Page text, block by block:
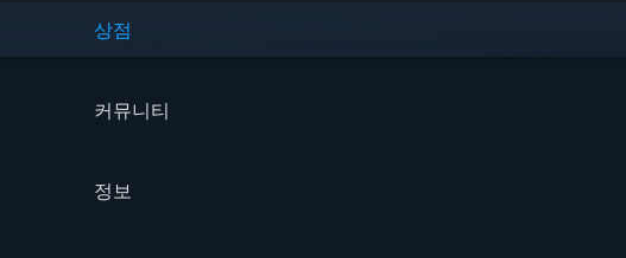
상점
커뮤니티
정보